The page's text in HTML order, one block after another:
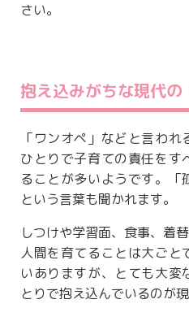
さい。
抱え込みがちな現代の
「ワンオペ」などと言わ
ひとりで子育ての責任をす
ることが多いようです。「
という言葉も聞かれます。
しつけや学習面、食事、着
人間を育てることは大ごと
いありますが、とても大変
とりで抱え込んでいるのが